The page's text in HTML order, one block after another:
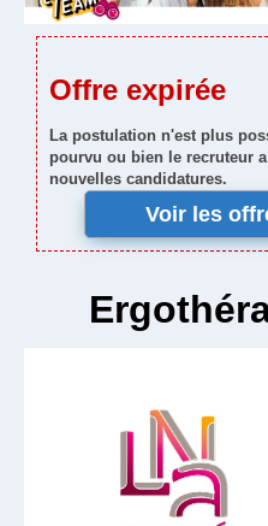
Offre expirée
La postulation n'est plus
pourvu ou bien le recruteur
nouvelles candidatures.
Voir les